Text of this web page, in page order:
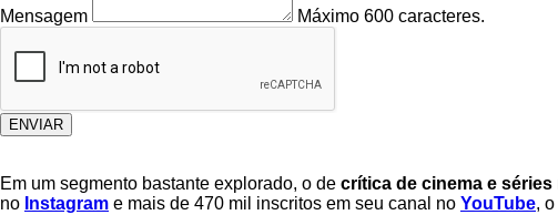
Mensagem Máximo 600 caracteres.
ENVIAR
Em um segmento bastante explorado, o de crítica de cinema e séries
no Instagram e mais de 470 mil inscritos em seu canal no YouTube,